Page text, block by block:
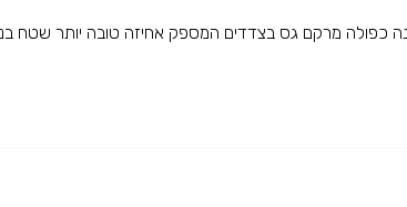
כפולה מרקם גס בצדדים המספק אחיזה טובה יותר שטח